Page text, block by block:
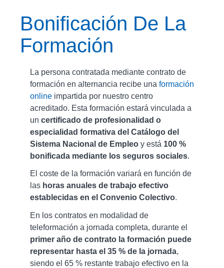
Bonificación De La
Formación
La persona contratada mediante contrato de
formación en alternancia recibe una formación
online impartida por nuestro centro
acreditado. Esta formación estará vinculada a
un certificado de profesionalidad o
especialidad formativa del Catálogo del
Sistema Nacional de Empleo y está 100 %
bonificada mediante los seguros sociales.
El coste de la formación variará en función de
las horas anuales de trabajo efectivo
establecidas en el Convenio Colectivo.
En los contratos en modalidad de
teleformación a jornada completa, durante el
primer año de contrato la formación puede
representar hasta el 35 % de la jornada,
siendo el 65 % restante trabajo efectivo en la